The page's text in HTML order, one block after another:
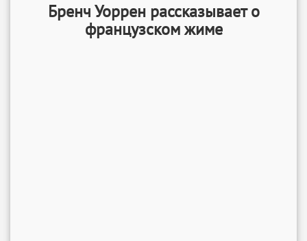
Бренч Уоррен рассказывает о
французском жиме